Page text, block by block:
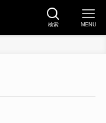
検索 MENU